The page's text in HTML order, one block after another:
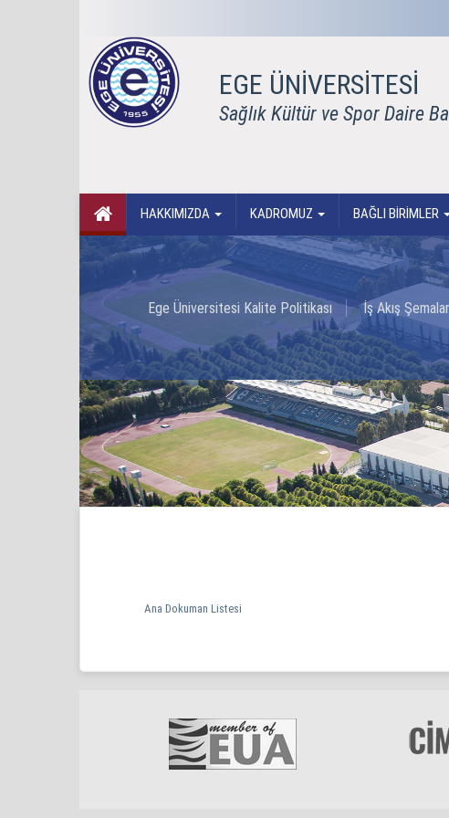
EGE ÜNİVERSİTESİ
Sağlık Kültür ve Spor Daire
HAKKIMIZDA KADROMUZ BAĞLI BİRİMLER
Ege Üniversitesi Kalite Politikası İş Akış
Ana Dokuman Listesi